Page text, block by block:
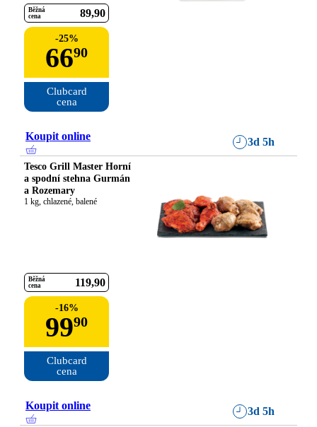
Běžná
cena
89 90
-25%
6690
Clubcard
cena
Koupit online 3d 5h
Tesco Grill Master Horní
a spodní stehna Gurmán
a Rozemary
1 kg, chlazené, balené
Běžná
cena
119 90
-16%
9990
Clubcard
cena
Koupit online 3d 5h